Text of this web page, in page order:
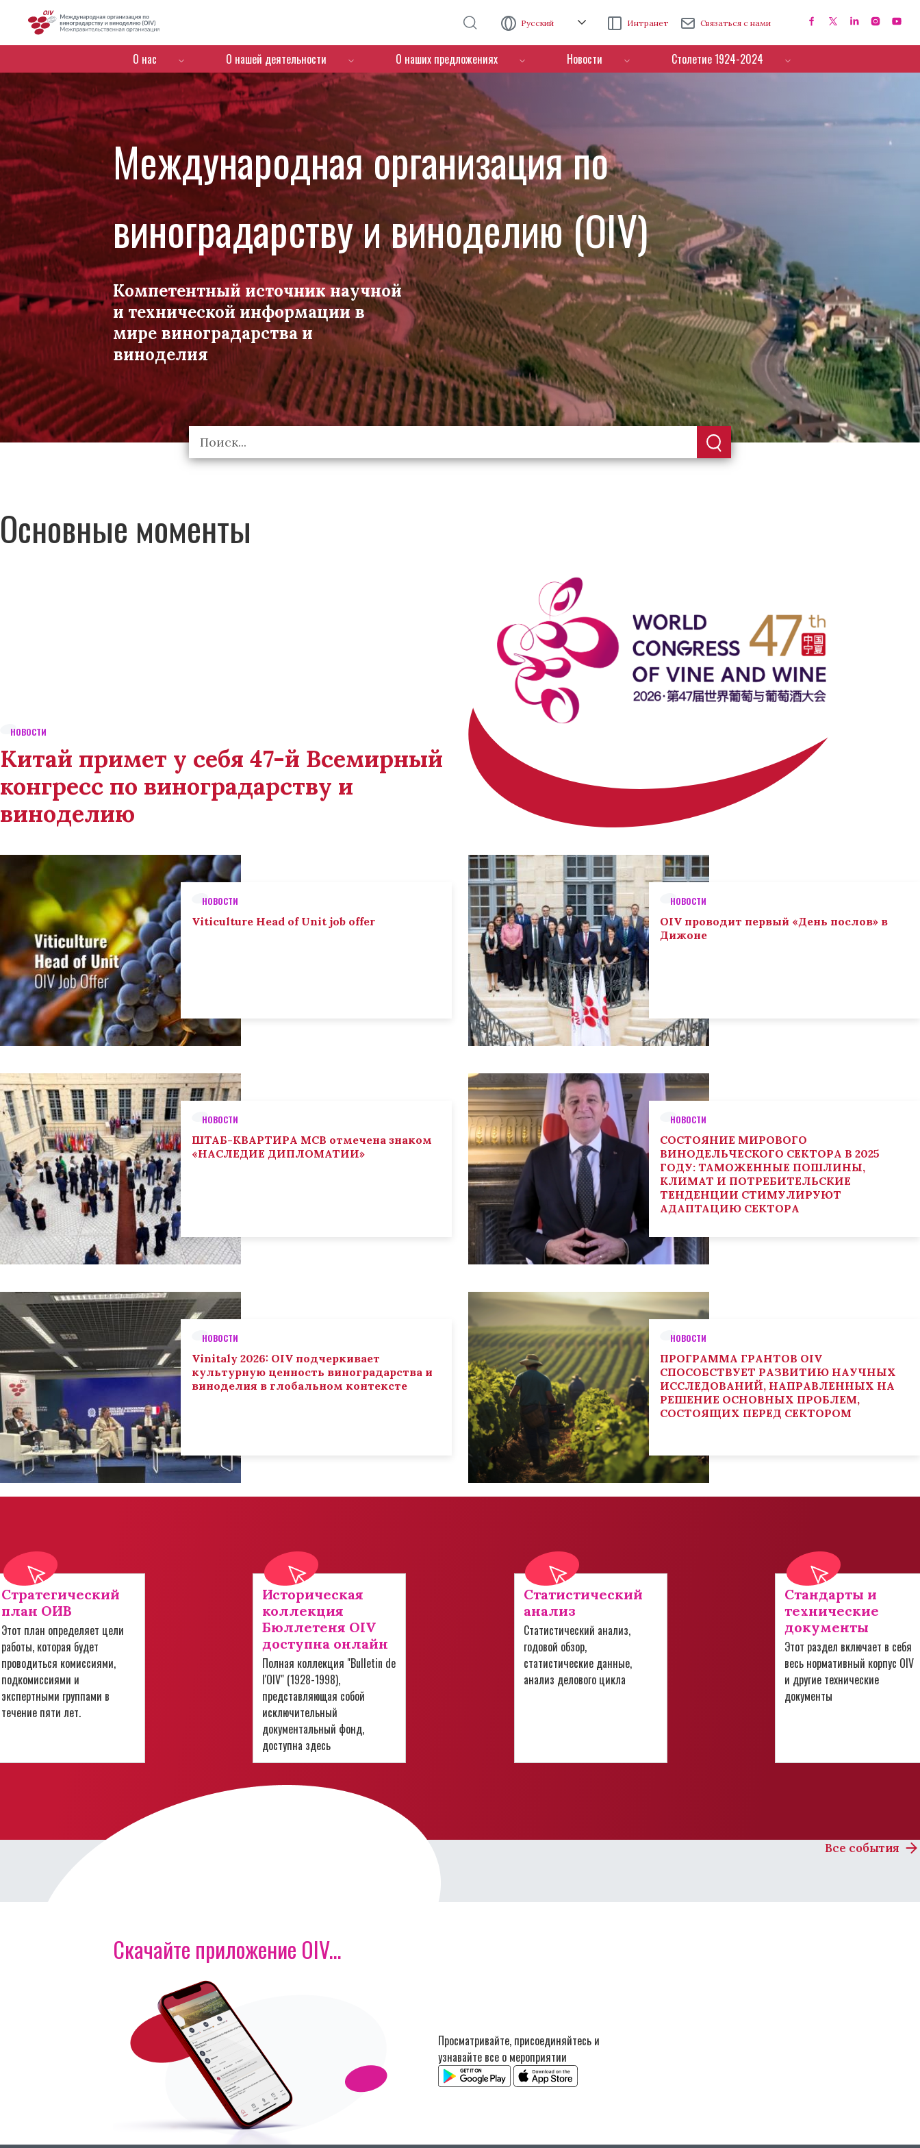
Русский Интранет Связаться с нами
Menú de navegación
О нас О нашей деятельности О наших предложениях Новости Столетие 1924-2024
Международная организация по
виноградарству и виноделию (OIV)
Компетентный источник научной
и технической информации в
мире виноградарства и
виноделия
Основные моменты
НОВОСТИ
Китай примет у себя 47-й Всемирный
конгресс по виноградарству и
виноделию
НОВОСТИ
Viticulture Head of Unit job offer
НОВОСТИ
OIV проводит первый «День послов» в
Дижоне
НОВОСТИ
ШТАБ-КВАРТИРА МСВ отмечена знаком
«НАСЛЕДИЕ ДИПЛОМАТИИ»
НОВОСТИ
СОСТОЯНИЕ МИРОВОГО
ВИНОДЕЛЬЧЕСКОГО СЕКТОРА В 2025
ГОДУ: ТАМОЖЕННЫЕ ПОШЛИНЫ,
КЛИМАТ И ПОТРЕБИТЕЛЬСКИЕ
ТЕНДЕНЦИИ СТИМУЛИРУЮТ
АДАПТАЦИЮ СЕКТОРА
НОВОСТИ
Vinitaly 2026: OIV подчеркивает
культурную ценность виноградарства и
виноделия в глобальном контексте
НОВОСТИ
ПРОГРАММА ГРАНТОВ OIV
СПОСОБСТВУЕТ РАЗВИТИЮ НАУЧНЫХ
ИССЛЕДОВАНИЙ, НАПРАВЛЕННЫХ НА
РЕШЕНИЕ ОСНОВНЫХ ПРОБЛЕМ,
СОСТОЯЩИХ ПЕРЕД СЕКТОРОМ
Стратегический
план ОИВ
Этот план определяет цели
работы, которая будет
проводиться комиссиями,
подкомиссиями и
экспертными группами в
течение пяти лет.
Историческая
коллекция
Бюллетеня OIV
доступна онлайн
Полная коллекция "Bulletin de
l'OIV" (1928-1998),
представляющая собой
исключительный
документальный фонд,
доступна здесь
Статистический
анализ
Статистический анализ,
годовой обзор,
статистические данные,
анализ делового цикла
Стандарты и
технические
документы
Этот раздел включает в себя
весь нормативный корпус OIV
и другие технические
документы
Все события
Скачайте приложение OIV...
Просматривайте, присоединяйтесь и
узнавайте все о мероприятии